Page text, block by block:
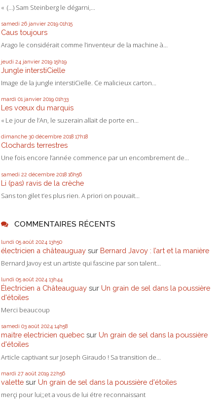
« (…) Sam Steinberg le dégarni,...
samedi 26 janvier 2019 01h15
Caus toujours
Arago le considérait comme l’inventeur de la machine à...
jeudi 24 janvier 2019 15h19
Jungle interstiCielle
Image de la jungle interstiCielle. Ce malicieux carton...
mardi 01 janvier 2019 01h33
Les vœux du marquis
« Le jour de l’An, le suzerain allait de porte en...
dimanche 30 décembre 2018 17h18
Clochards terrestres
Une fois encore l’année commence par un encombrement de...
samedi 22 décembre 2018 16h56
Li (pas) ravis de la crèche
Sans ton gilet t’es plus rien. A priori on pouvait...
COMMENTAIRES RÉCENTS
lundi 05 août 2024 13h50
électricien a châteauguay sur Bernard Javoy : l’art et la manière
Bernard Javoy est un artiste qui fascine par son talent...
lundi 05 août 2024 13h44
Électricien a Châteauguay sur Un grain de sel dans la poussière
d'étoiles
Merci beaucoup
samedi 03 août 2024 14h58
maitre electricien quebec sur Un grain de sel dans la poussière
d'étoiles
Article captivant sur Joseph Giraudo ! Sa transition de...
mardi 27 août 2019 22h56
valette sur Un grain de sel dans la poussière d'étoiles
merçi pour lui;;et a vous de lui étre reconnaissant